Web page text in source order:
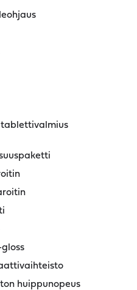
tablettivalmius
huippunopeus